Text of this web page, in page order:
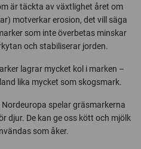
är täckta av växtlighet året om
motverkar erosion, det vill säga
som inte överbetas minskar
och stabiliserar jorden.
lagrar mycket kol i marken –
lika mycket som skogsmark.
spelar gräsmarkerna
djur. De kan ge oss kött och mjölk
som åker.